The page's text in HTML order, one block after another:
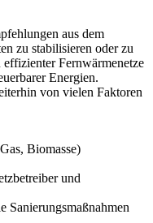
aus dem
zu stabilisieren oder zu
Fernwärmenetze
Energien.
von vielen Faktoren
Biomasse)
und
Sanierungsmaßnahmen